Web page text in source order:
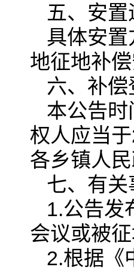
五、安置
具体安
地征地补偿
六、补
本公告
权人应当
各乡镇人
七、有关
1.公告发
会议或被
2.根据《